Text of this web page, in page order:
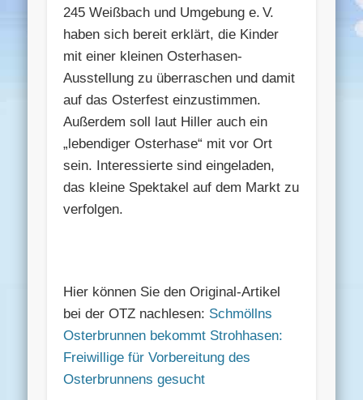
245 Weißbach und Umgebung e. V.
haben sich bereit erklärt, die Kinder
mit einer kleinen Osterhasen-
Ausstellung zu überraschen und damit
auf das Osterfest einzustimmen.
Außerdem soll laut Hiller auch ein
„lebendiger Osterhase“ mit vor Ort
sein. Interessierte sind eingeladen,
das kleine Spektakel auf dem Markt zu
verfolgen.
Hier können Sie den Original-Artikel
bei der OTZ nachlesen: Schmöllns
Osterbrunnen bekommt Strohhasen:
Freiwillige für Vorbereitung des
Osterbrunnens gesucht